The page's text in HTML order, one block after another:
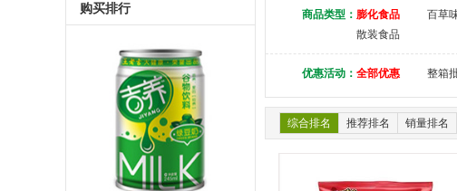
购买排行 商品类型： 膨化食品 百草
散装食品
优惠活动： 全部优惠 整箱
综合排名 推荐排名 销量排名